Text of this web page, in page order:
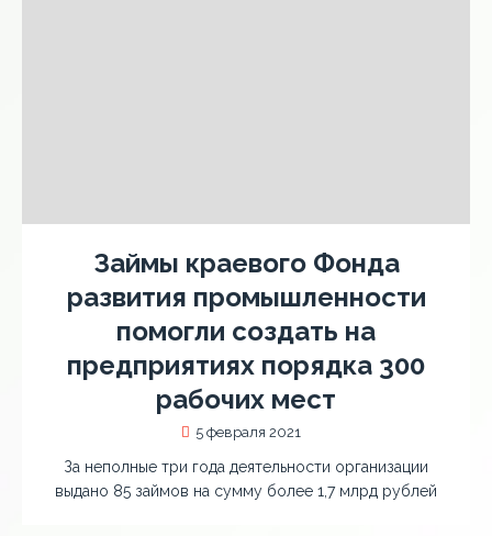
Займы краевого Фонда
развития промышленности
помогли создать на
предприятиях порядка 300
рабочих мест
5 февраля 2021
За неполные три года деятельности организации
выдано 85 займов на сумму более 1,7 млрд рублей